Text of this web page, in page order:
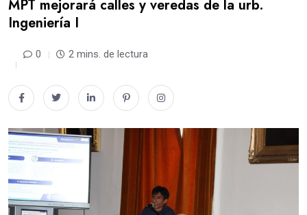
MPT mejorará calles y veredas de la urb.
Ingeniería I
0 2 mins. de lectura